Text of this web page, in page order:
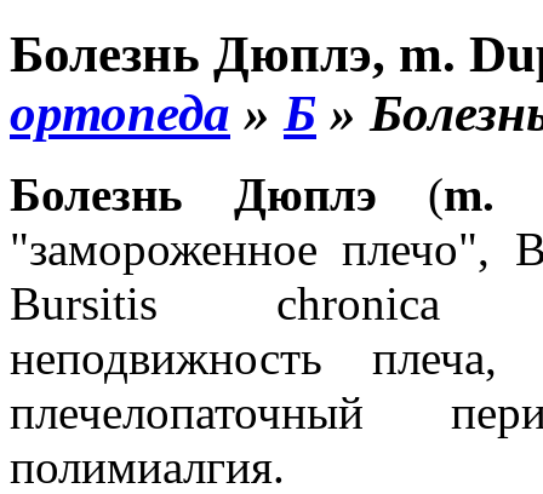
Болезнь Дюплэ, m.
ортопеда » Б »
Болезнь Дюплэ (m.
"замороженное плечо",
Bursitis chronica
неподвижность плеча,
плечелопаточный
полимиалгия.